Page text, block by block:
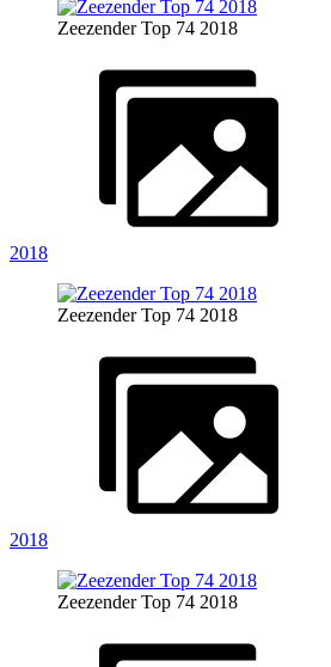
Zeezender Top 74 2018
2018
Zeezender Top 74 2018
2018
Zeezender Top 74 2018